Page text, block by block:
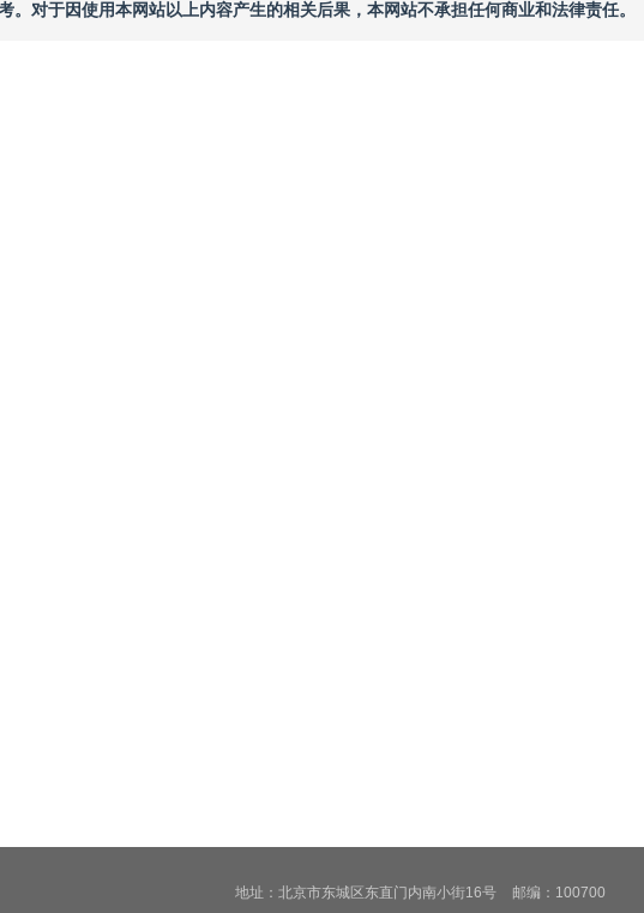
。对于因使用本网站以上内容产生的相关后果，本网站不承担任何商业和法律责任。
地址：北京市东城区东直门内南小街16号 邮编：100700